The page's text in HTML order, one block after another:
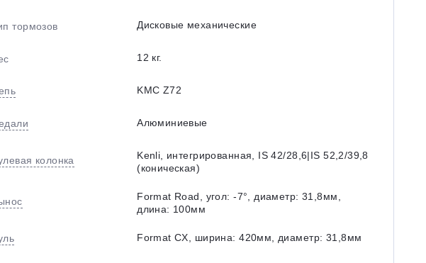
тормозов Дисковые механические
12 кг.
KMC Z72
Алюминиевые
колонка
Kenli, интегрированная, IS 42/28,6|IS 52,2/39,8
(коническая)
Format Road, угол: -7°, диаметр: 31,8мм,
длина: 100мм
Format CX, ширина: 420мм, диаметр: 31,8мм